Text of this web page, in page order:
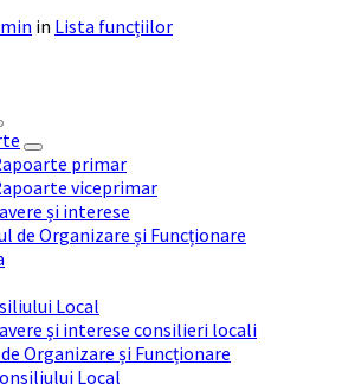
in Lista funcțiilor
primar
viceprimar
și interese
de Organizare și Funcționare
Local
și interese consilieri locali
Organizare și Funcționare
Local